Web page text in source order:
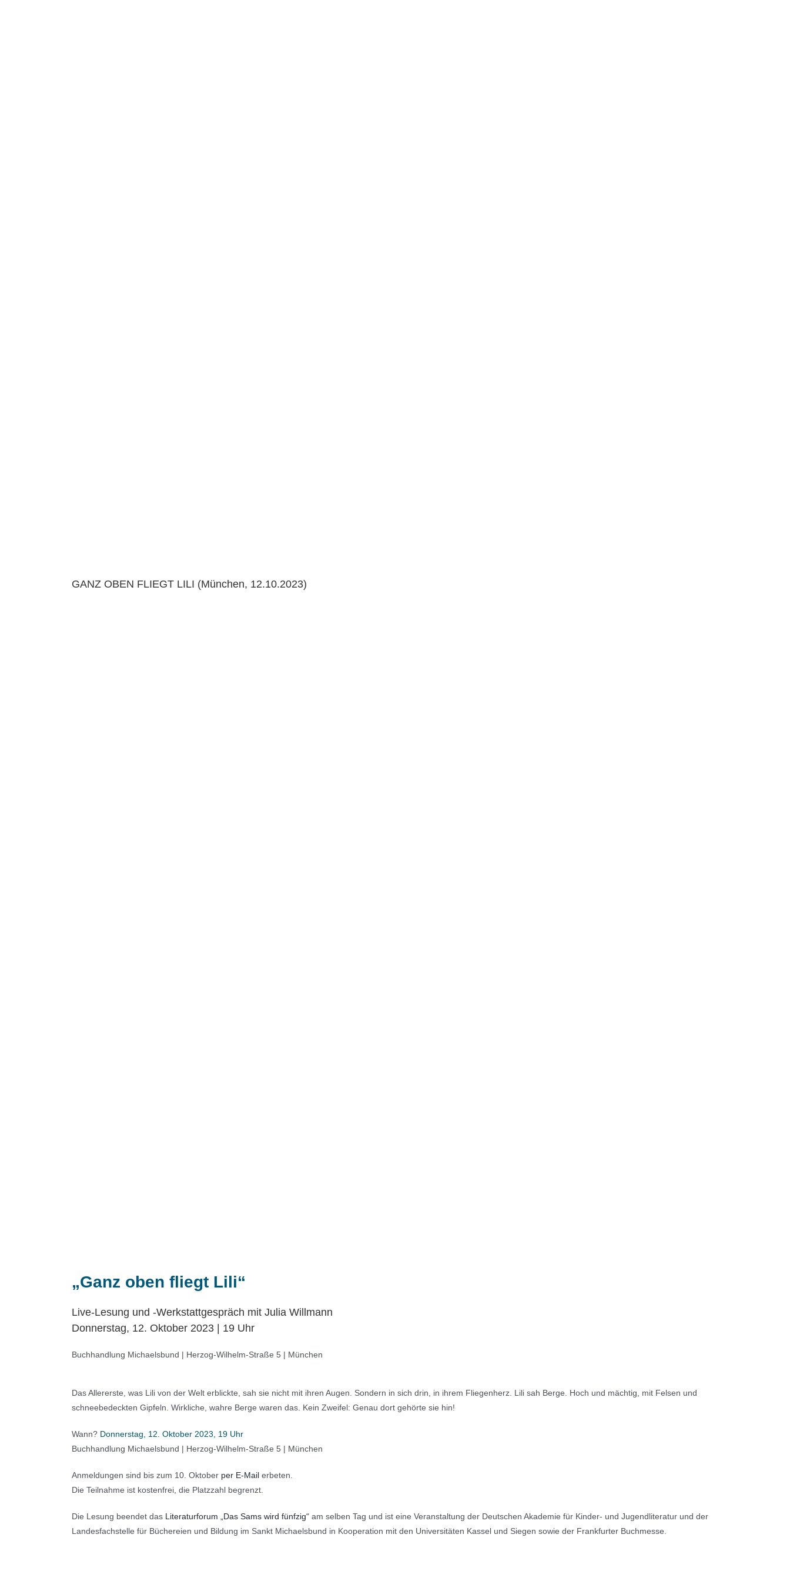
GANZ OBEN FLIEGT LILI (München, 12.10.2023)
„Ganz oben fliegt Lili“
Live-Lesung und -Werkstattgespräch mit Julia Willmann
Donnerstag, 12. Oktober 2023 | 19 Uhr
Buchhandlung Michaelsbund | Herzog-Wilhelm-Straße 5 | München
Das Allererste, was Lili von der Welt erblickte, sah sie nicht mit ihren Augen. Sondern in sich drin, in ihrem Fliegenherz. Lili sah Berge. Hoch und mächtig, mit Felsen und
schneebedeckten Gipfeln. Wirkliche, wahre Berge waren das. Kein Zweifel: Genau dort gehörte sie hin!
Wann? Donnerstag, 12. Oktober 2023, 19 Uhr
Buchhandlung Michaelsbund | Herzog-Wilhelm-Straße 5 | München
Anmeldungen sind bis zum 10. Oktober per E-Mail erbeten.
Die Teilnahme ist kostenfrei, die Platzzahl begrenzt.
Die Lesung beendet das Literaturforum „Das Sams wird fünfzig“ am selben Tag und ist eine Veranstaltung der Deutschen Akademie für Kinder- und Jugendliteratur und der
Landesfachstelle für Büchereien und Bildung im Sankt Michaelsbund in Kooperation mit den Universitäten Kassel und Siegen sowie der Frankfurter Buchmesse.